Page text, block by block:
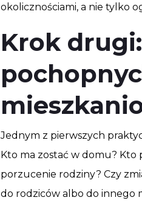
okolicznościami, a nie tylko
Krok
Jednym z pierwszych
Kto ma zostać w domu? Kto
porzucenie rodziny? Czy
do rodziców albo do innego